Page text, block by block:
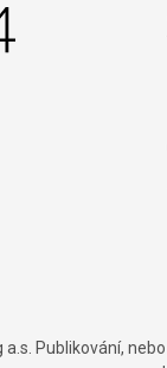
Publikování,